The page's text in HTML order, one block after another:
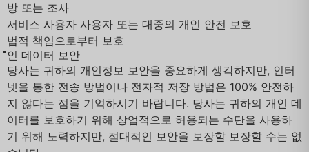
방 또는 조사
서비스 사용자 사용자 또는 대중의 개인 안전 보호
법적 책임으로부터 보호
ᫌ인 데이터 보안
당사는 귀하의 개인정보 보안을 중요하게 생각하지만, 인터
넷을 통한 전송 방법이나 전자적 저장 방법은 100% 안전하
지 않다는 점을 기억하시기 바랍니다. 당사는 귀하의 개인 데
이터를 보호하기 위해 상업적으로 허용되는 수단을 사용하
기 위해 노력하지만, 절대적인 보안을 보장할 보장할 수는 없